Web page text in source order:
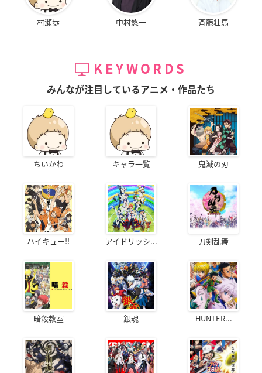
村瀬歩 中村悠一 斉藤壮馬
KEYWORDS
みんなが注目しているアニメ・作品たち
ちいかわ キャラ一覧 鬼滅の刃
ハイキュー!! アイドリッシ... 刀剣乱舞
暗殺教室 銀魂 HUNTER...